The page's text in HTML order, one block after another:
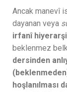
Ancak manevî
dayanan veya
irfanî
beklenmez
dersinden
hoşlanılması